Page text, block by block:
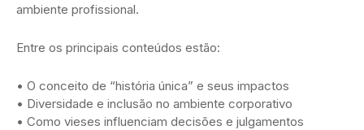
ambiente profissional.
Entre os principais conteúdos estão:
• O conceito de “história única” e seus impactos
• Diversidade e inclusão no ambiente corporativo
• Como vieses influenciam decisões e julgamentos